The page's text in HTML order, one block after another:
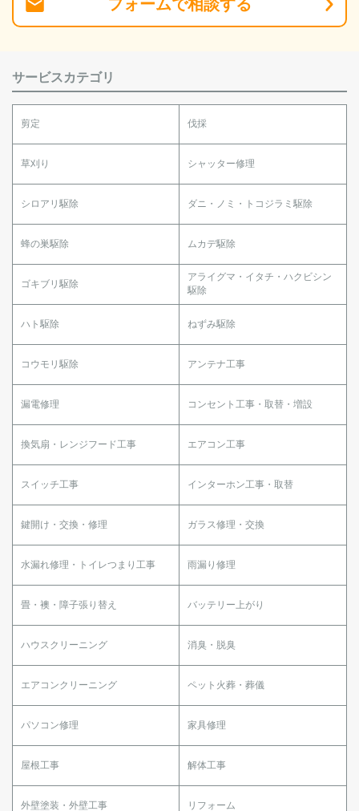
フォームで相談する
サービスカテゴリ
剪定 伐採
草刈り シャッター修理
シロアリ駆除 ダニ・ノミ・トコジラミ駆除
蜂の巣駆除 ムカデ駆除
ゴキブリ駆除
アライグマ・イタチ・ハクビシン
駆除
ハト駆除 ねずみ駆除
コウモリ駆除 アンテナ工事
漏電修理 コンセント工事・取替・増設
換気扇・レンジフード工事 エアコン工事
スイッチ工事 インターホン工事・取替
鍵開け・交換・修理 ガラス修理・交換
水漏れ修理・トイレつまり工事 雨漏り修理
畳・襖・障子張り替え バッテリー上がり
ハウスクリーニング 消臭・脱臭
エアコンクリーニング ペット火葬・葬儀
パソコン修理 家具修理
屋根工事 解体工事
外壁塗装・外壁工事 リフォーム